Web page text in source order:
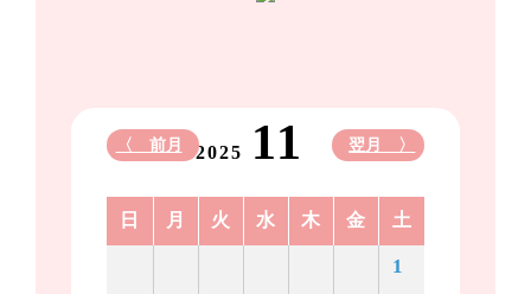
2025 11
〈 前月 翌月 〉
日 月 火 水 木 金 土
1